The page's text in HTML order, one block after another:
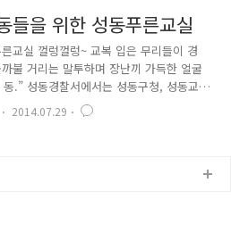
들을 위한 성동푸른교실
교실 껄렁껄렁~ 교복 입은 무리들이 경
불 거리는 말투하며 장난끼 가득한 얼굴
.” 성동경찰서에서는 성동구청, 성동교
MOU를 체결하여 성동경찰서 관내 학교
그램을 운영하고 있습니다. 대상이 되는
교육 그리고 학생수련원 체험교실 등 5일
2014.07.29